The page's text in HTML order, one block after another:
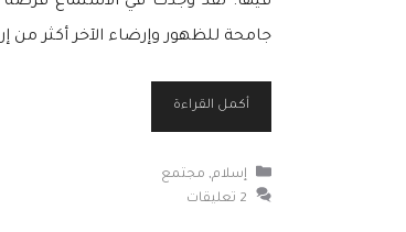
جامحة للظهور وإرضاء الآخر أكثر
أكمل القراءة
التصنيفات
إسلام, مجتمع
2 تعليقات